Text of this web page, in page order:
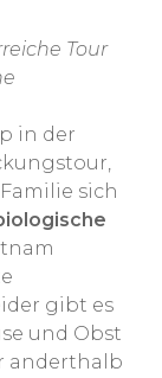
Tour
in der
sich
gibt es
und Obst
anderthalb